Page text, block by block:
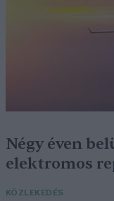
Négy éven
elektromos
KÖZLEKEDÉS